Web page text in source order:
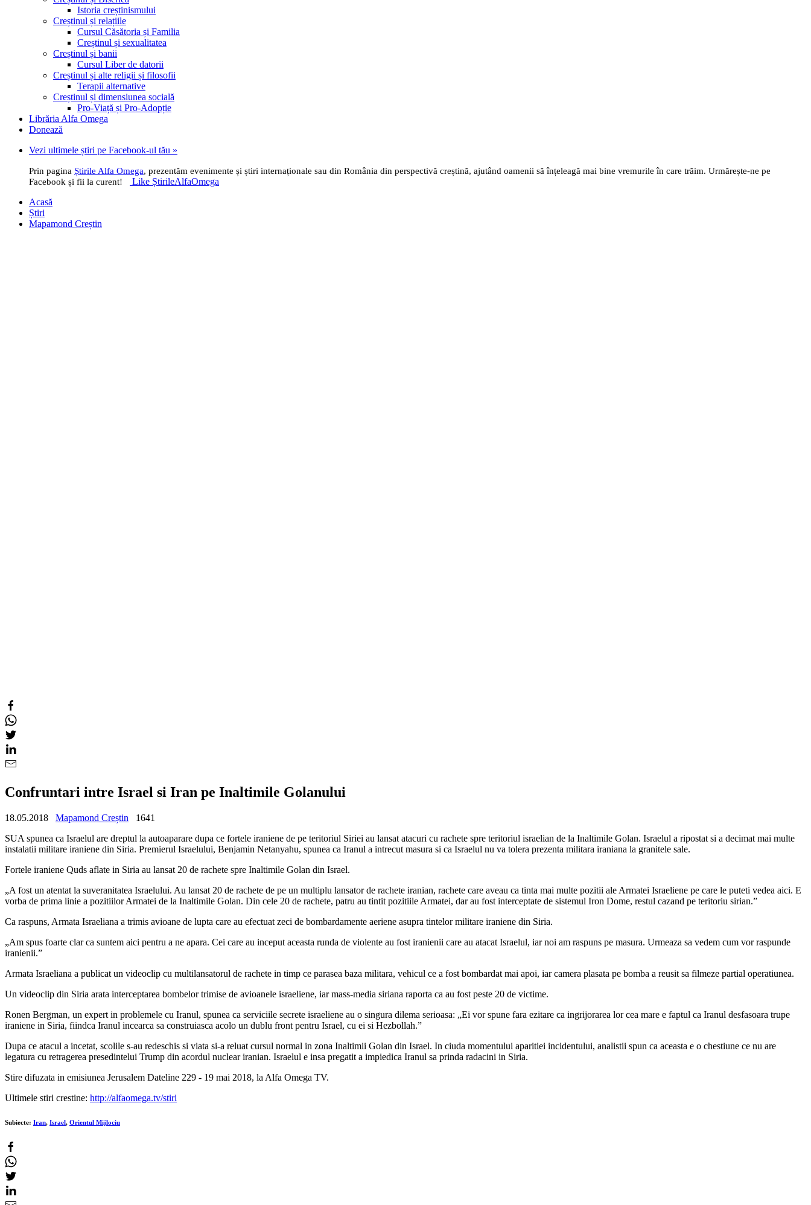
Istoria creștinismului
Creștinul și relațiile
Cursul Căsătoria și Familia
Creștinul și sexualitatea
Creștinul și banii
Cursul Liber de datorii
Creștinul și alte religii și filosofii
Terapii alternative
Creștinul și dimensiunea socială
Pro-Viață și Pro-Adopție
Librăria Alfa Omega
Donează
Vezi ultimele știri pe Facebook-ul tău »
Prin pagina Știrile Alfa Omega, prezentăm evenimente și știri internaționale sau din România din perspectivă creștină, ajutând oamenii să înțeleagă mai bine vremurile în care trăim. Urmărește-ne pe
Facebook și fii la curent!
Like ȘtirileAlfaOmega
Acasă
Știri
Mapamond Creștin
Confruntari intre Israel si Iran pe Inaltimile Golanului
18.05.2018 Mapamond Creștin
1641
SUA spunea ca Israelul are dreptul la autoaparare dupa ce fortele iraniene de pe teritoriul Siriei au lansat atacuri cu rachete spre teritoriul israelian de la Inaltimile Golan. Israelul a ripostat si a decimat mai multe
instalatii militare iraniene din Siria. Premierul Israelului, Benjamin Netanyahu, spunea ca Iranul a intrecut masura si ca Israelul nu va tolera prezenta militara iraniana la granitele sale.
Fortele iraniene Quds aflate in Siria au lansat 20 de rachete spre Inaltimile Golan din Israel.
„A fost un atentat la suveranitatea Israelului. Au lansat 20 de rachete de pe un multiplu lansator de rachete iranian, rachete care aveau ca tinta mai multe pozitii ale Armatei Israeliene pe care le puteti vedea aici. E
vorba de prima linie a pozitiilor Armatei de la Inaltimile Golan. Din cele 20 de rachete, patru au tintit pozitiile Armatei, dar au fost interceptate de sistemul Iron Dome, restul cazand pe teritoriu sirian.”
Ca raspuns, Armata Israeliana a trimis avioane de lupta care au efectuat zeci de bombardamente aeriene asupra tintelor militare iraniene din Siria.
„Am spus foarte clar ca suntem aici pentru a ne apara. Cei care au inceput aceasta runda de violente au fost iranienii care au atacat Israelul, iar noi am raspuns pe masura. Urmeaza sa vedem cum vor raspunde
iranienii.”
Armata Israeliana a publicat un videoclip cu multilansatorul de rachete in timp ce parasea baza militara, vehicul ce a fost bombardat mai apoi, iar camera plasata pe bomba a reusit sa filmeze partial operatiunea.
Un videoclip din Siria arata interceptarea bombelor trimise de avioanele israeliene, iar mass-media siriana raporta ca au fost peste 20 de victime.
Ronen Bergman, un expert in problemele cu Iranul, spunea ca serviciile secrete israeliene au o singura dilema serioasa: „Ei vor spune fara ezitare ca ingrijorarea lor cea mare e faptul ca Iranul desfasoara trupe
iraniene in Siria, fiindca Iranul incearca sa construiasca acolo un dublu front pentru Israel, cu ei si Hezbollah.”
Dupa ce atacul a incetat, scolile s-au redeschis si viata si-a reluat cursul normal in zona Inaltimii Golan din Israel. In ciuda momentului aparitiei incidentului, analistii spun ca aceasta e o chestiune ce nu are
legatura cu retragerea presedintelui Trump din acordul nuclear iranian. Israelul e insa pregatit a impiedica Iranul sa prinda radacini in Siria.
Stire difuzata in emisiunea Jerusalem Dateline 229 - 19 mai 2018, la Alfa Omega TV.
Ultimele stiri crestine: http://alfaomega.tv/stiri
Subiecte: Iran, Israel, Orientul Mijlociu